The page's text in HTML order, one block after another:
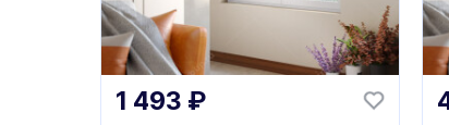
1 493 ₽